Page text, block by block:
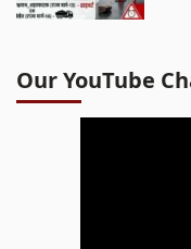
Our YouTube